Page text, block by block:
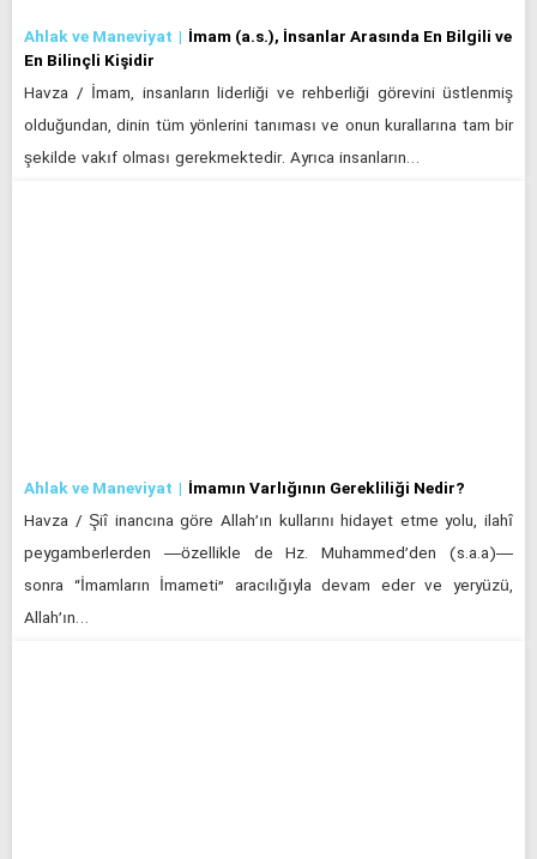
Ahlak ve Maneviyat
İmam (a.s.), İnsanlar Arasında En Bilgili ve
En Bilinçli Kişidir
Havza / İmam, insanların liderliği ve rehberliği görevini üstlenmiş
olduğundan, dinin tüm yönlerini tanıması ve onun kurallarına tam bir
şekilde vakıf olması gerekmektedir. Ayrıca insanların…
Ahlak ve Maneviyat İmamın Varlığının Gerekliliği Nedir?
Havza / Şiî inancına göre Allah’ın kullarını hidayet etme yolu, ilahî
peygamberlerden —özellikle de Hz. Muhammed’den (s.a.a)—
sonra “İmamların İmameti” aracılığıyla devam eder ve yeryüzü,
Allah’ın…